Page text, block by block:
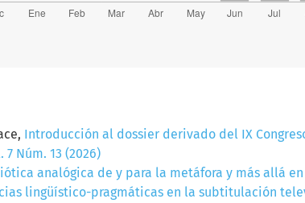
Introducción al dossier derivado del IX
7 Núm. 13 (2026)
analógica de y para la metáfora y más allá
lingüístico-pragmáticas en la subtitulación